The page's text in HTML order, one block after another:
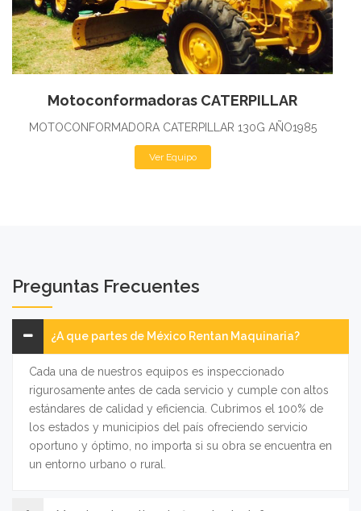
Motoconformadoras CATERPILLAR
MOTOCONFORMADORA CATERPILLAR 130G AÑO1985
Ver Equipo
Preguntas Frecuentes
¿A que partes de México Rentan Maquinaria?
Cada una de nuestros equipos es inspeccionado
rigurosamente antes de cada servicio y cumple con altos
estándares de calidad y eficiencia. Cubrimos el 100% de
los estados y municipios del país ofreciendo servicio
oportuno y óptimo, no importa si su obra se encuentra en
un entorno urbano o rural.
Encontrar buenos proveedores de equipos
de maquinaria pesada y accesorios siempre
empresas no generan la confianza y
seriedad que hemos encontrado con RM
Renta Maquinaria.
-Ing. Mariano Tapia, PROME SA de CV